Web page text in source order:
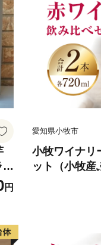
円
愛知県小牧市
小牧ワイナリ
ット（小牧産